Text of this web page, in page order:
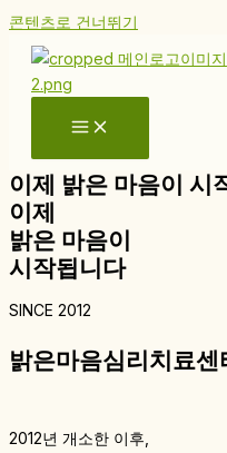
콘텐츠로 건너뛰기
이제 밝은 마음이 시
이제
밝은 마음이
시작됩니다
SINCE 2012
밝은마음심리치료센
2012년 개소한 이후,